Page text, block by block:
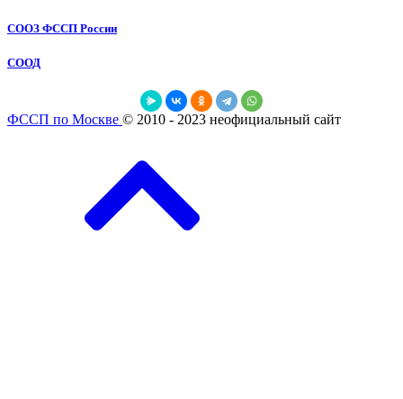
СООЗ ФССП России
СООД
ФССП по Москве © 2010 - 2023 неофициальный сайт